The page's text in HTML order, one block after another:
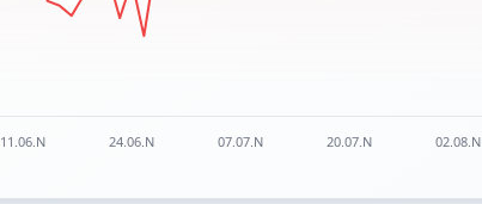
11.06.N 24.06.N 07.07.N 20.07.N 02.08.N